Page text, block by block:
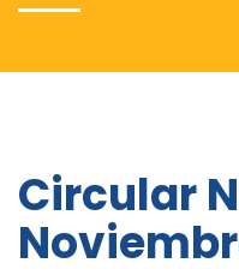
Circular